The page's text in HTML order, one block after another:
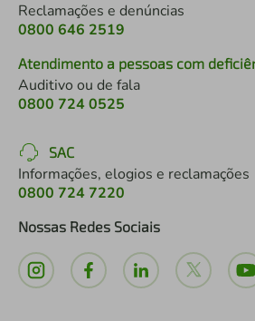
Reclamações e denúncias
0800 646 2519
Atendimento a pessoas com
Auditivo ou de fala
0800 724 0525
SAC
Informações, elogios e reclamações
0800 724 7220
Nossas Redes Sociais